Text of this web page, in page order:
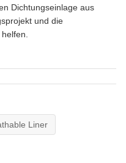
Dichtungseinlage aus
und die
Liner